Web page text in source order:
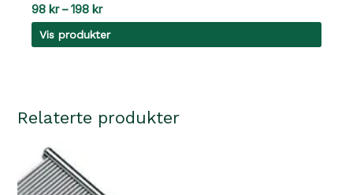
98 kr – 198 krPrisområde:
98 kr
til
198 kr
Vis produkter
Relaterte produkter